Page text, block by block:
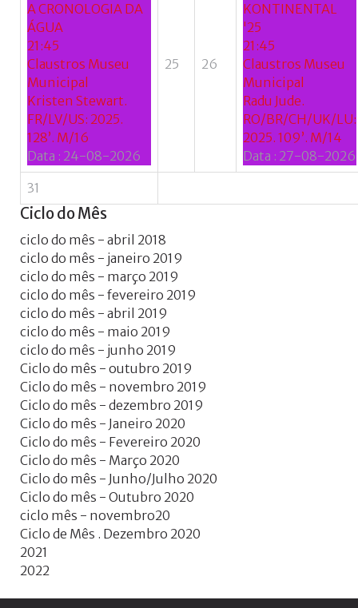
A CRONOLOGIA DA
ÁGUA
21:45
Claustros Museu
Municipal
Kristen Stewart.
FR/LV/US: 2025.
128’. M/16
Data : 24-08-2026
25 26
KONTINENTAL
'25
21:45
Claustros Museu
Municipal
Radu Jude.
RO/BR/CH/UK/LU:
2025. 109’. M/14
Data : 27-08-2026
31
CiclodoMês
ciclo do mês - abril 2018
ciclo do mês - janeiro 2019
ciclo do mês - março 2019
ciclo do mês - fevereiro 2019
ciclo do mês - abril 2019
ciclo do mês - maio 2019
ciclo do mês - junho 2019
Ciclo do mês - outubro 2019
Ciclo do mês - novembro 2019
Ciclo do mês - dezembro 2019
Ciclo do mês - Janeiro 2020
Ciclo do mês - Fevereiro 2020
Ciclo do mês - Março 2020
Ciclo do mês - Junho/Julho 2020
Ciclo do mês - Outubro 2020
ciclo mês - novembro20
Ciclo de Mês . Dezembro 2020
2021
2022